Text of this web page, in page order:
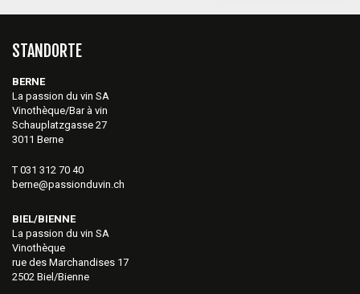
STANDORTE
BERNE
La passion du vin SA
Vinothèque/Bar à vin
Schauplatzgasse 27
3011 Berne
T 031 312 70 40
berne@passionduvin.ch
BIEL/BIENNE
La passion du vin SA
Vinothèque
rue des Marchandises 17
2502 Biel/Bienne